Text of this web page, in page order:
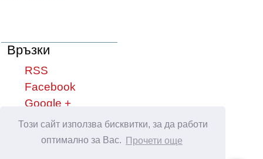
Този сайт използва бисквитки, за да работи
оптимално за Вас.
Прочети още
Връзки
RSS
Facebook
Google +
YouTube
Сподели във: